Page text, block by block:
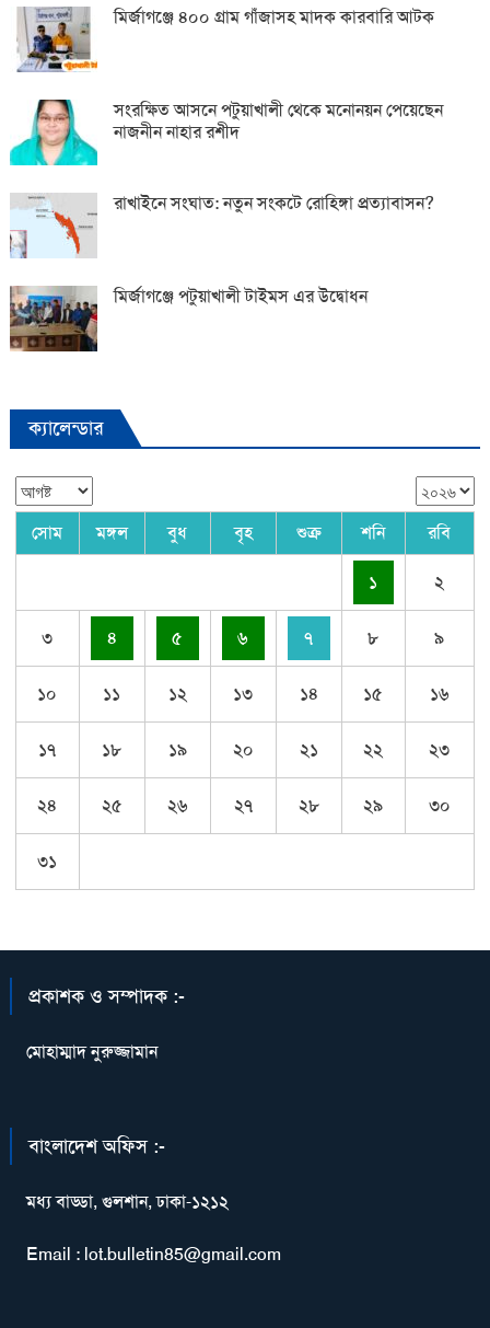
মির্জাগঞ্জে ৪০০ গ্রাম গাঁজাসহ মাদক কারবারি আটক
সংরক্ষিত আসনে পটুয়াখালী থেকে মনোনয়ন পেয়েছেন
নাজনীন নাহার রশীদ
রাখাইনে সংঘাত: নতুন সংকটে রোহিঙ্গা প্রত্যাবাসন?
মির্জাগঞ্জে পটুয়াখালী টাইমস এর উদ্বোধন
ক্যালেন্ডার
সোম মঙ্গল বুধ বৃহ শুক্র শনি রবি
১ ২
৩ ৪ ৫ ৬ ৭ ৮ ৯
১০ ১১ ১২ ১৩ ১৪ ১৫ ১৬
১৭ ১৮ ১৯ ২০ ২১ ২২ ২৩
২৪ ২৫ ২৬ ২৭ ২৮ ২৯ ৩০
৩১
প্রকাশক ও সম্পাদক :-
মোহাম্মাদ নুরুজ্জামান
বাংলাদেশ অফিস :-
মধ্য বাড্ডা, গুলশান, ঢাকা-১২১২
Email : lot.bulletin85@gmail.com